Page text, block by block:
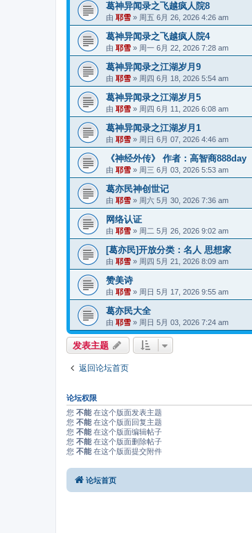
葛神异闻录之飞越疯人院8
由 耶雪 » 周五 6月 26, 2026 4:26 am
葛神异闻录之飞越疯人院4
由 耶雪 » 周一 6月 22, 2026 7:28 am
葛神异闻录之江湖岁月9
由 耶雪 » 周四 6月 18, 2026 5:54 am
葛神异闻录之江湖岁月5
由 耶雪 » 周四 6月 11, 2026 6:08 am
葛神异闻录之江湖岁月1
由 耶雪 » 周日 6月 07, 2026 4:46 am
《神经外传》 作者：高智商888day
由 耶雪 » 周三 6月 03, 2026 5:53 am
葛亦民神创世记
由 耶雪 » 周六 5月 30, 2026 7:36 am
网络认证
由 耶雪 » 周二 5月 26, 2026 9:02 am
[葛亦民]开放分类：名人 思想家
由 耶雪 » 周四 5月 21, 2026 8:09 am
赞美诗
由 耶雪 » 周日 5月 17, 2026 9:55 am
葛亦民大全
由 耶雪 » 周日 5月 03, 2026 7:24 am
发表主题
返回论坛首页
论坛权限
您 不能 在这个版面发表主题
您 不能 在这个版面回复主题
您 不能 在这个版面编辑帖子
您 不能 在这个版面删除帖子
您 不能 在这个版面提交附件
论坛首页